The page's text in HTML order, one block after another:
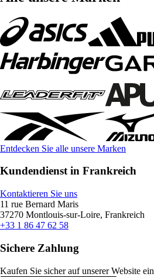
Entdecken Sie alle unsere Marken
Kundendienst in Frankreich
Kontaktieren Sie uns
11 rue Bernard Maris
37270 Montlouis-sur-Loire, Frankreich
+33 1 86 47 62 58
Sichere Zahlung
Kaufen Sie sicher auf unserer Website ein